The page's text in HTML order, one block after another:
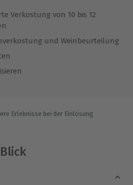
Verkostung von 10 bis 12
und Weinbeurteilung
Erlebnisse bei der Einlösung